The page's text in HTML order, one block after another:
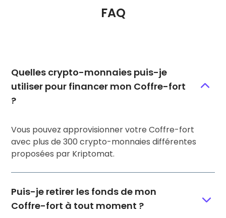
FAQ
Quelles crypto-monnaies puis-je
utiliser pour financer mon Coffre-fort
?
Vous pouvez approvisionner votre Coffre-fort
avec plus de 300 crypto-monnaies différentes
proposées par Kriptomat.
Puis-je retirer les fonds de mon
Coffre-fort à tout moment ?